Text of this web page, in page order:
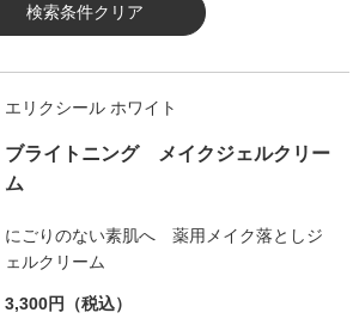
検索条件クリア
エリクシール ホワイト
ブライトニング メイクジェルクリー
ム
にごりのない素肌へ 薬用メイク落としジ
ェルクリーム
3,300円 （税込）